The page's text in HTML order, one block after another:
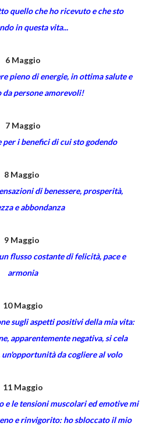
in questa vita...
6 Maggio
da persone amorevoli!
7 Maggio
i benefici di cui sto godendo
8 Maggio
e abbondanza
9 Maggio
armonia
10 Maggio
apparentemente negativa, si cela
un'opportunità da cogliere al volo
11 Maggio
e rinvigorito: ho sbloccato il mio